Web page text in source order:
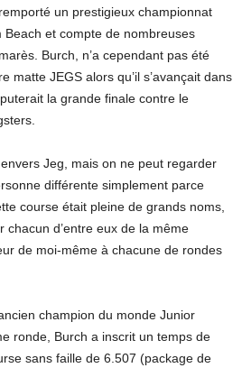
un prestigieux championnat
Beach et compte de nombreuses
Burch, n’a cependant pas été
matte JEGS alors qu’il s’avançait dans
la grande finale contre le
Jeg, mais on ne peut regarder
différente simplement parce
course était pleine de grands noms,
chacun d’entre eux de la même
de moi-même à chacune de rondes
champion du monde Junior
ronde, Burch a inscrit un temps de
sans faille de 6.507 (package de